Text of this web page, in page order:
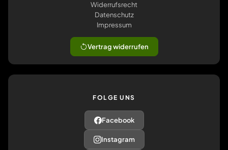
Widerrufsrecht
Datenschutz
Impressum
Vertrag widerrufen
FOLGE UNS
Facebook
Instagram